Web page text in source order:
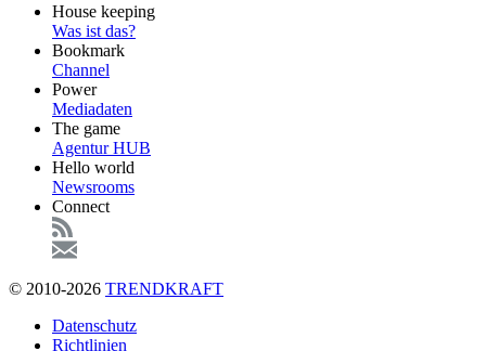
FooterHouse keeping
Was ist das?
Bookmark
Channel
Power
Mediadaten
The game
Agentur HUB
Hello world
Newsrooms
Connect
© 2010-2026 TRENDKRAFT
FußzeileDatenschutz
Richtlinien